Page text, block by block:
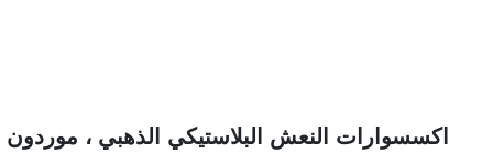
اكسسوارات النعش البلاستيكي الذهبي ،